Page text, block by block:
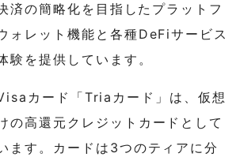
済の簡略化を目指したプラットフ
ォレット機能と各種DeFiサービス
験を提供しています。
カード「Triaカード」は、仮想
の高還元クレジットカードとして
ます。カードは3つのティアに分